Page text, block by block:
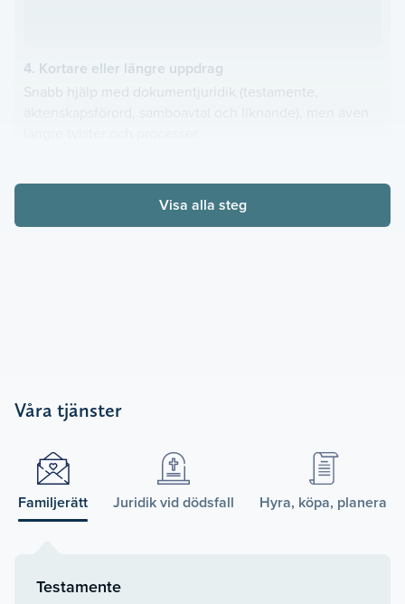
4. Kortare eller längre uppdrag
Snabb hjälp med dokumentjuridik (testamente,
Visa alla steg
Våra tjänster
Familjerätt Juridik vid dödsfall Hyra, köpa, planera
Testamente